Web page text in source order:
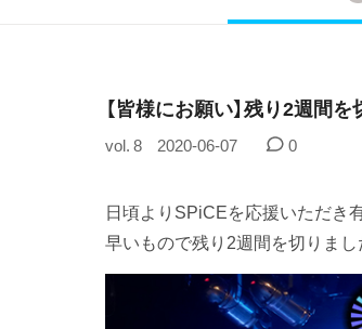
【皆様にお願い】残り2週間
vol. 8 2020-06-07 0
日頃よりSPiCEを応援いただき
早いもので残り2週間を切りまし